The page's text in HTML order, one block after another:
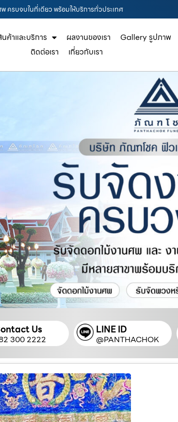
ครบจบในที่เดียว พร้อมให้บริการทั่วประเทศ
นค้าและบริการ ผลงานของเรา
Gallery รูปภาพ
ติดต่อเรา
เกี่ยวกับเรา
Us
300 2222
LINE ID
@PANTHACHOK